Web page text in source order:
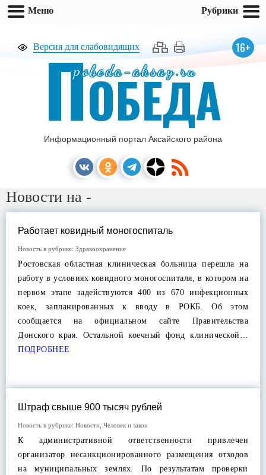
Версия для слабовидящих 16+
pobeda-aksay.ru
ПОБЕДА
Информационный портал Аксайского района
Новости на -
Работает ковидный моногоспиталь
Новость в рубрике: Здравоохранение
Ростовская областная клиническая больница перешла на
работу в условиях ковидного моногоспиталя, в котором на
первом этапе задействуются 400 из 670 инфекционных
коек, запланированных к вводу в РОКБ. Об этом
сообщается на официальном сайте Правительства
Донского края. Остальной коечный фонд клинической…
ПОДРОБНЕЕ
Штраф свыше 900 тысяч рублей
Новость в рубрике: Новости Человек и закон
К административной ответственности привлечен
организатор несанкционированного размещения отходов
на муниципальных землях. По результатам проверки
Меню Рубрики